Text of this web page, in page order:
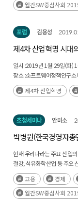
월간SW중심사회
포럼 김용성
제4차 산업혁명 시대
(2019.1.29. | 41회)
일시 :2019년 1월 29일(화)
장소 :소프트웨어정책연구소
제4차 산업혁명
초청세미나 안미소
박병원(한국경영자
현재 우리나라는 주요 산업
철강, 석유화학산업 등 주요
경쟁력 강화에 따른 위기 등
고용 경제
월간SW중심사회